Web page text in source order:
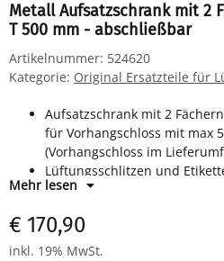
Metall Aufsatzschrank mit 2
T 500 mm - abschließbar
Artikelnummer: 524620
Kategorie: Original Ersatzteile für
Aufsatzschrank mit 2
für Vorhangschloss mit max
(Vorhangschloss im
Lüftungsschlitzen und
Maße: H 500 x B 600 x T 500
notwendig
Mehr lesen
€ 170,90
inkl. 19% MwSt.